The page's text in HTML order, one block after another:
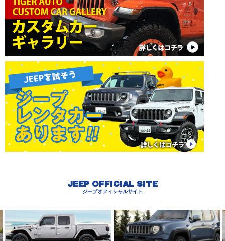
JEEP OFFICIAL SITE
ジープオフィシャルサイト